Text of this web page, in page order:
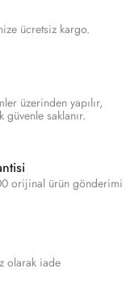
ücretsiz kargo.
üzerinden yapılır,
saklanır.
orijinal ürün gönderimi
olarak iade